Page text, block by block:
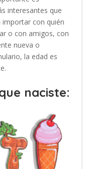
interesantes que
importar con quién
o con amigos, con
nueva o
la edad es
naciste: